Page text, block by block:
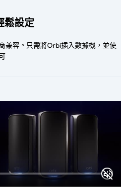
鬆設定
兼容。只需將Orbi插入數據機，並使